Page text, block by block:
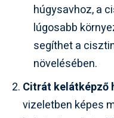
húgysavhoz, a
lúgosabb
segíthet a
növelésében.
Citrát kelátképző
vizeletben képes